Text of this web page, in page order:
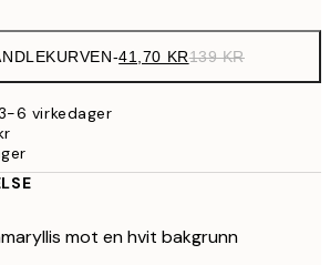
-41,70 KR139 KR
6 virkedager
mot en hvit bakgrunn